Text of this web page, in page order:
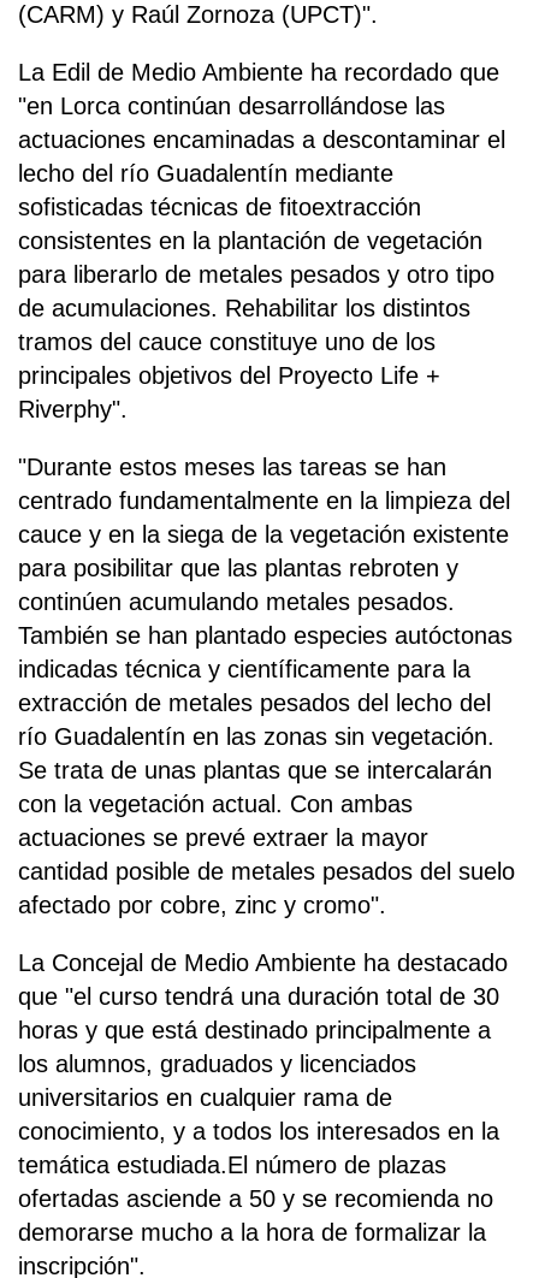
(CARM) y Raúl Zornoza (UPCT)".
La Edil de Medio Ambiente ha recordado que
"en Lorca continúan desarrollándose las
actuaciones encaminadas a descontaminar el
lecho del río Guadalentín mediante
sofisticadas técnicas de fitoextracción
consistentes en la plantación de vegetación
para liberarlo de metales pesados y otro tipo
de acumulaciones. Rehabilitar los distintos
tramos del cauce constituye uno de los
principales objetivos del Proyecto Life +
Riverphy".
"Durante estos meses las tareas se han
centrado fundamentalmente en la limpieza del
cauce y en la siega de la vegetación existente
para posibilitar que las plantas rebroten y
continúen acumulando metales pesados.
También se han plantado especies autóctonas
indicadas técnica y científicamente para la
extracción de metales pesados del lecho del
río Guadalentín en las zonas sin vegetación.
Se trata de unas plantas que se intercalarán
con la vegetación actual. Con ambas
actuaciones se prevé extraer la mayor
cantidad posible de metales pesados del suelo
afectado por cobre, zinc y cromo".
La Concejal de Medio Ambiente ha destacado
que "el curso tendrá una duración total de 30
horas y que está destinado principalmente a
los alumnos, graduados y licenciados
universitarios en cualquier rama de
conocimiento, y a todos los interesados en la
temática estudiada.El número de plazas
ofertadas asciende a 50 y se recomienda no
demorarse mucho a la hora de formalizar la
inscripción".